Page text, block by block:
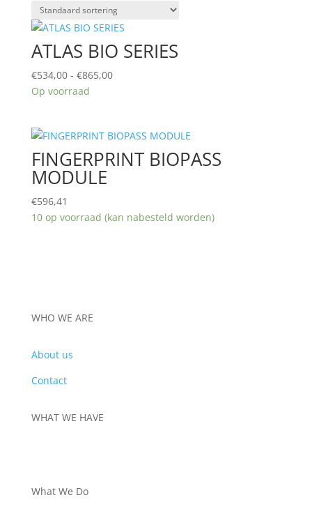
ATLAS BIO SERIES
€534,00 - €865,00Prijsklasse:
Op voorraad
FINGERPRINT BIOPASS
MODULE
€596,41
10 op voorraad (kan nabesteld worden)
WHO WE ARE
About us
Contact
WHAT WE HAVE
What We Do